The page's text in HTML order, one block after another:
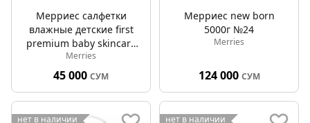
Мерриес салфетки
влажные детские first
premium baby skincare
wipes №54
Merries
45 000 СУМ
Мерриес new born
5000г №24
Merries
124 000 СУМ
нет в наличии нет в наличии